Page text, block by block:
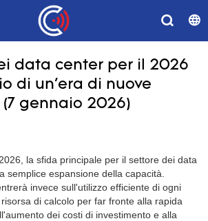
data center per il 2026
di un'era di nuove
gennaio 2026)
la sfida principale per il settore dei data
semplice espansione della capacità.
invece sull'utilizzo efficiente di ogni
di calcolo per far fronte alla rapida
dei costi di investimento e alla